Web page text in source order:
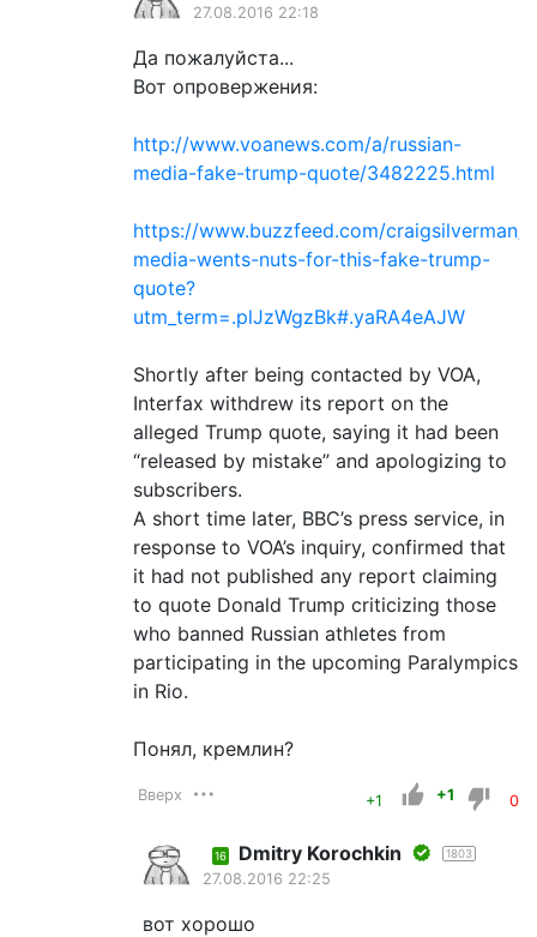
27.08.2016 22:18
Да пожалуйста...
Вот опровержения:
http://www.voanews.com/a/russian-
media-fake-trump-quote/3482225.html
https://www.buzzfeed.com/craigsilverman/
media-wents-nuts-for-this-fake-trump-
quote?
utm_term=.plJzWgzBk#.yaRA4eAJW
Shortly after being contacted by VOA,
Interfax withdrew its report on the
alleged Trump quote, saying it had been
“released by mistake” and apologizing to
subscribers.
A short time later, BBC’s press service, in
response to VOA’s inquiry, confirmed that
it had not published any report claiming
to quote Donald Trump criticizing those
who banned Russian athletes from
participating in the upcoming Paralympics
in Rio.
Понял, кремлин?
Вверх +1 +1 0
16 Dmitry Korochkin 1803
27.08.2016 22:25
вот хорошо